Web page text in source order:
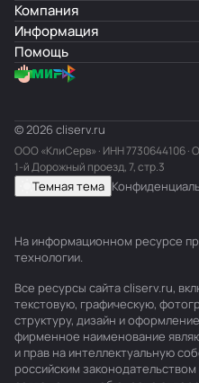
Компания
Информация
Помощь
© 2026 cliserv.ru
ООО «КлиСерв» · ИНН7730644106·
1-й Дорожный проезд, 7, стр.3
Темная тема
На информационном ресурсе
технологии.
Все ресурсы сайта cliserv.ru,
текстовую, графическую,
структуру, дизайн и
фирменное наименование
и прав на интеллектуальную
российским